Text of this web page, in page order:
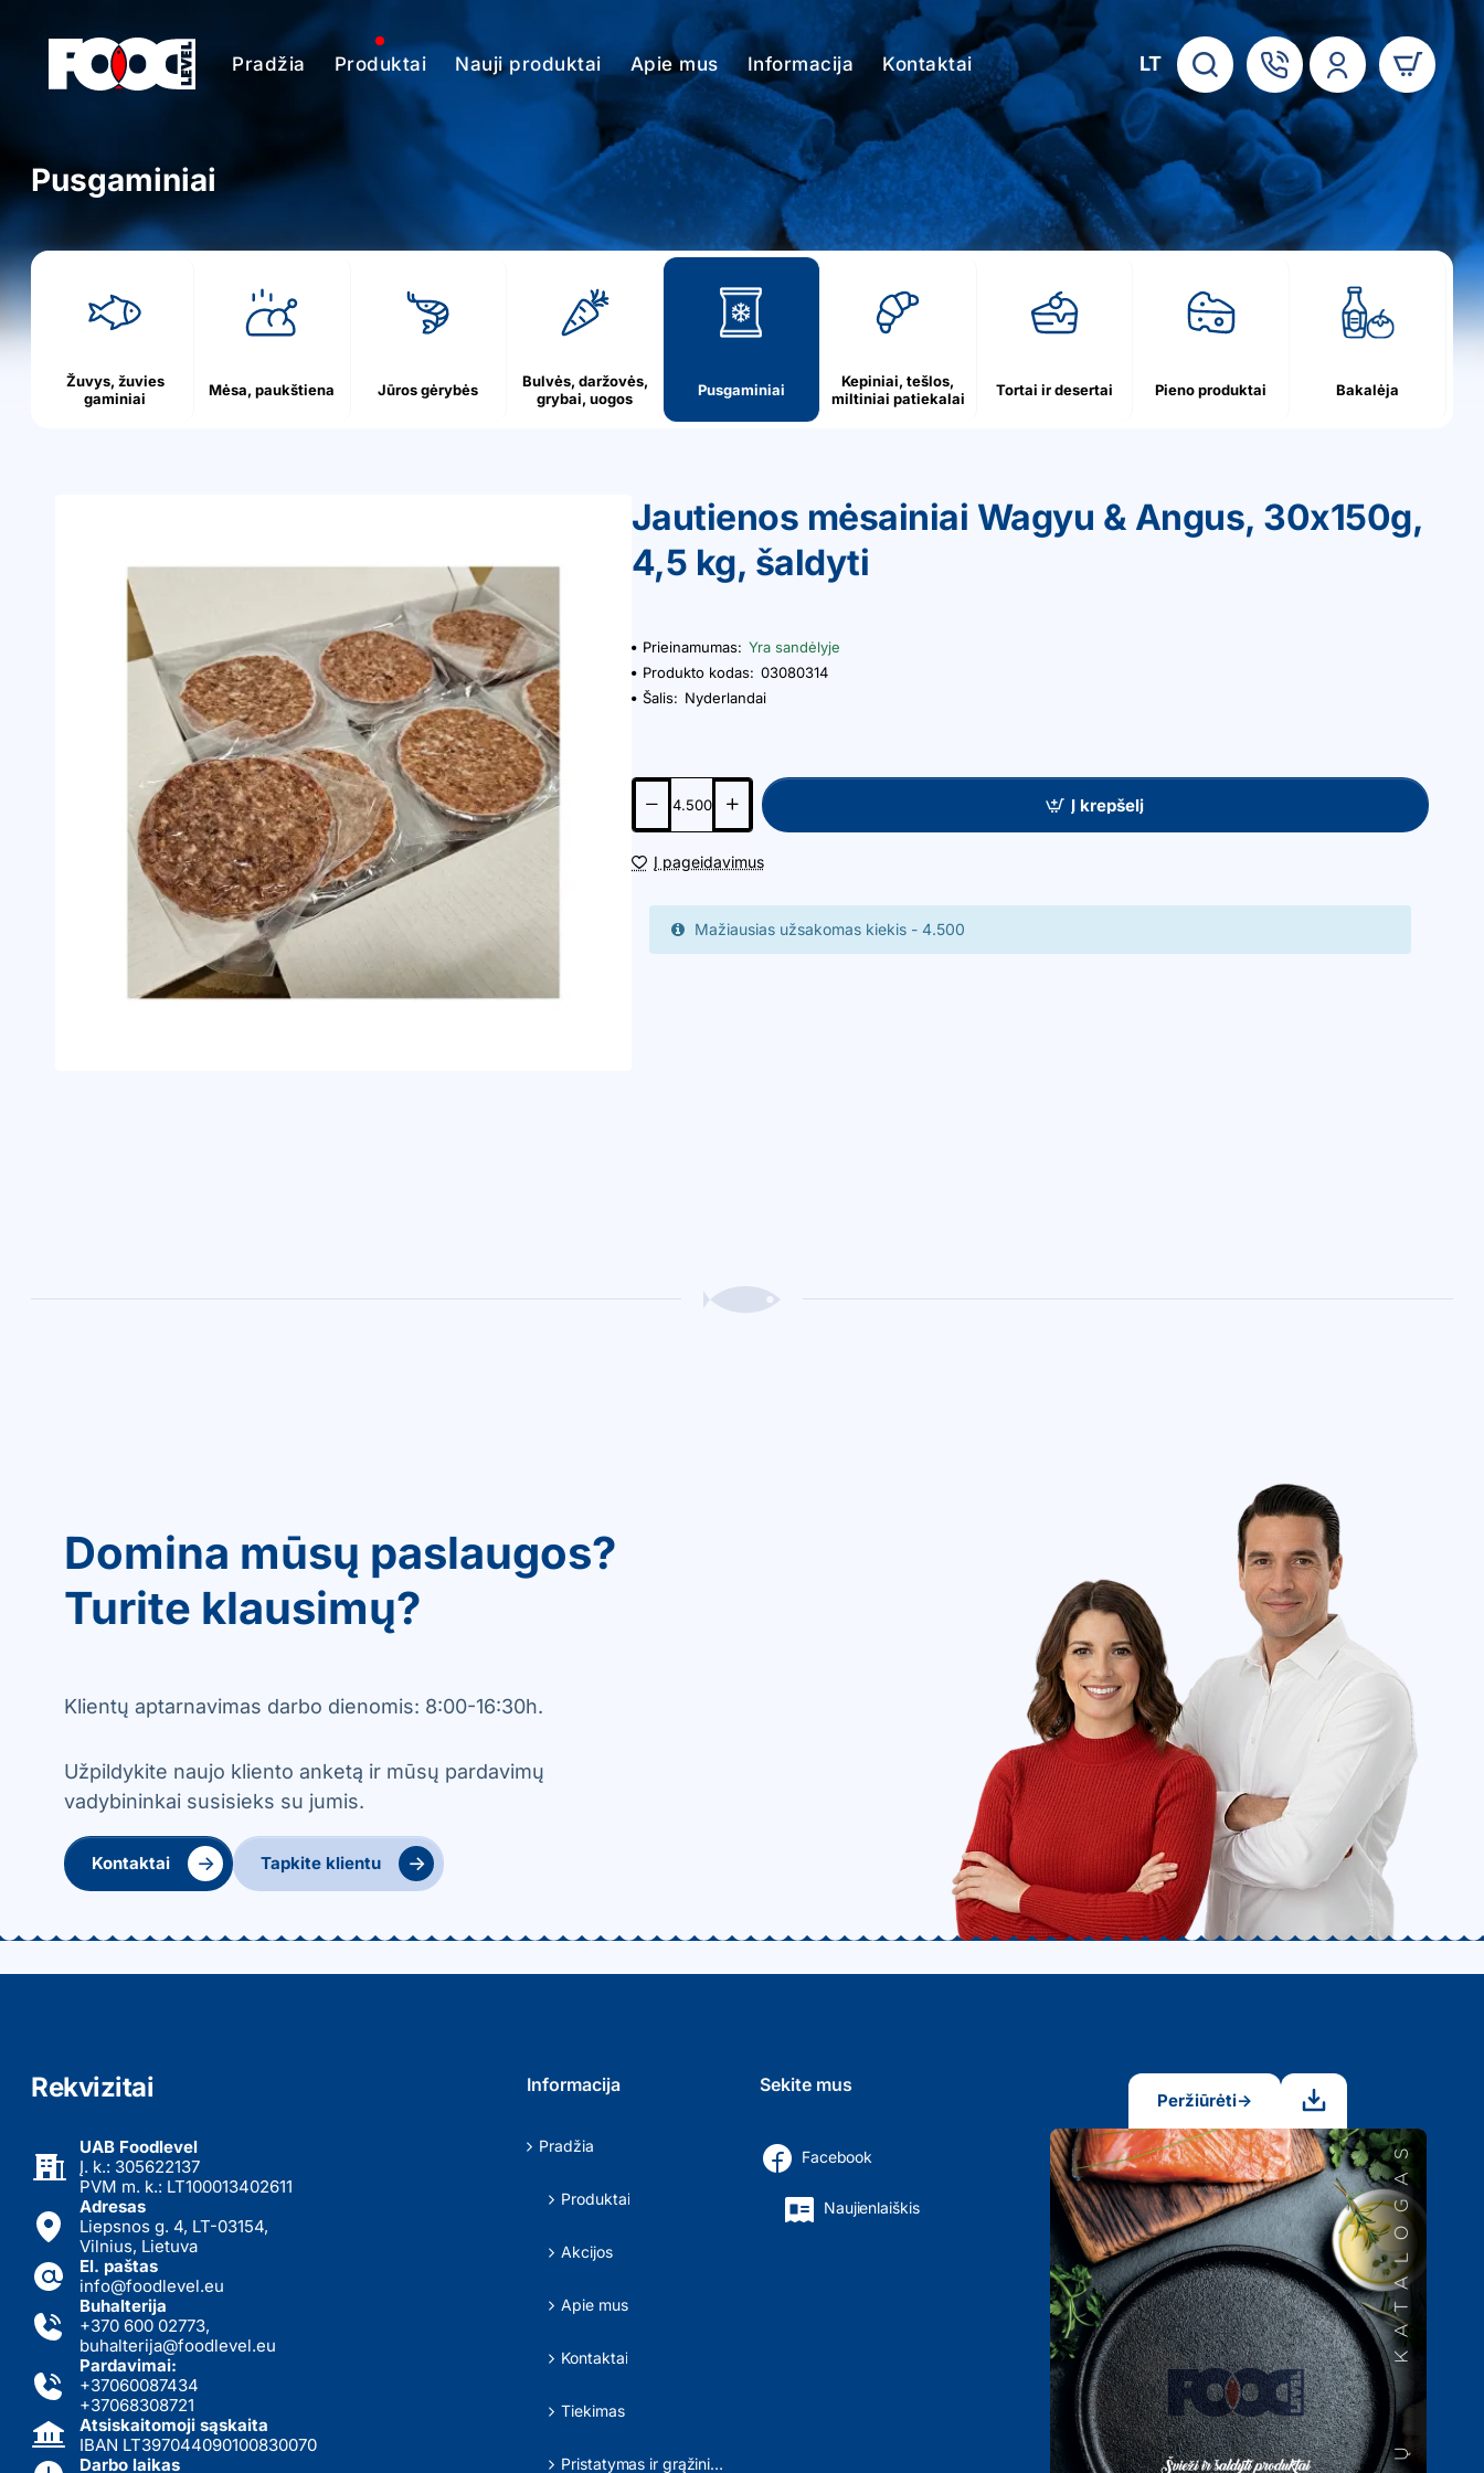
Pradžia Produktai Nauji produktai Apie mus Informacija Kontaktai LT
h
o
m
e
Pusgaminiai
Žuvys, žuvies
gaminiai
Mėsa, paukštiena Jūros gėrybės
Bulvės, daržovės,
grybai, uogos
Pusgaminiai
Kepiniai, tešlos,
miltiniai patiekalai
Tortai ir desertai Pieno produktai Bakalėja
Jautienos mėsainiai Wagyu & Angus, 30x150g,
4,5 kg, šaldyti
Prieinamumas: Yra sandėlyje
Produkto kodas: 03080314
Šalis: Nyderlandai
Į krepšelį
Į pageidavimus
Mažiausias užsakomas kiekis - 4.500
Domina mūsų paslaugos?
Turite klausimų?
Klientų aptarnavimas darbo dienomis: 8:00-16:30h.
Užpildykite naujo kliento anketą ir mūsų pardavimų
vadybininkai susisieks su jumis.
Kontaktai → Tapkite klientu →
Rekvizitai
UAB Foodlevel
Į. k.: 305622137
PVM m. k.: LT100013402611
Adresas
Liepsnos g. 4, LT-03154,
Vilnius, Lietuva
El. paštas
info@foodlevel.eu
Buhalterija
+370 600 02773,
buhalterija@foodlevel.eu
Pardavimai:
+37060087434
+37068308721
Atsiskaitomoji sąskaita
IBAN LT397044090100830070
Darbo laikas
Informacija
Pradžia
Produktai
Akcijos
Apie mus
Kontaktai
Tiekimas
Pristatymas ir grąžinimas
Sekite mus
Facebook
Naujienlaiškis
Peržiūrėti→